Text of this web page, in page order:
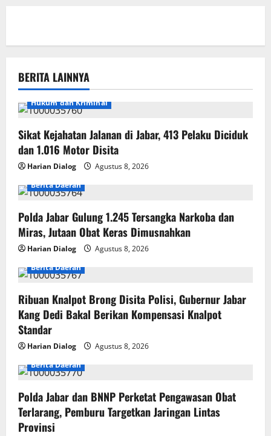
BERITA LAINNYA
Hukum dan Kriminal
Sikat Kejahatan Jalanan di Jabar, 413 Pelaku Diciduk
dan 1.016 Motor Disita
Harian Dialog
Agustus 8, 2026
Berita Daerah
Polda Jabar Gulung 1.245 Tersangka Narkoba dan
Miras, Jutaan Obat Keras Dimusnahkan
Harian Dialog
Agustus 8, 2026
Berita Daerah
Ribuan Knalpot Brong Disita Polisi, Gubernur Jabar
Kang Dedi Bakal Berikan Kompensasi Knalpot
Standar
Harian Dialog
Agustus 8, 2026
Berita Daerah
Polda Jabar dan BNNP Perketat Pengawasan Obat
Terlarang, Pemburu Targetkan Jaringan Lintas
Provinsi